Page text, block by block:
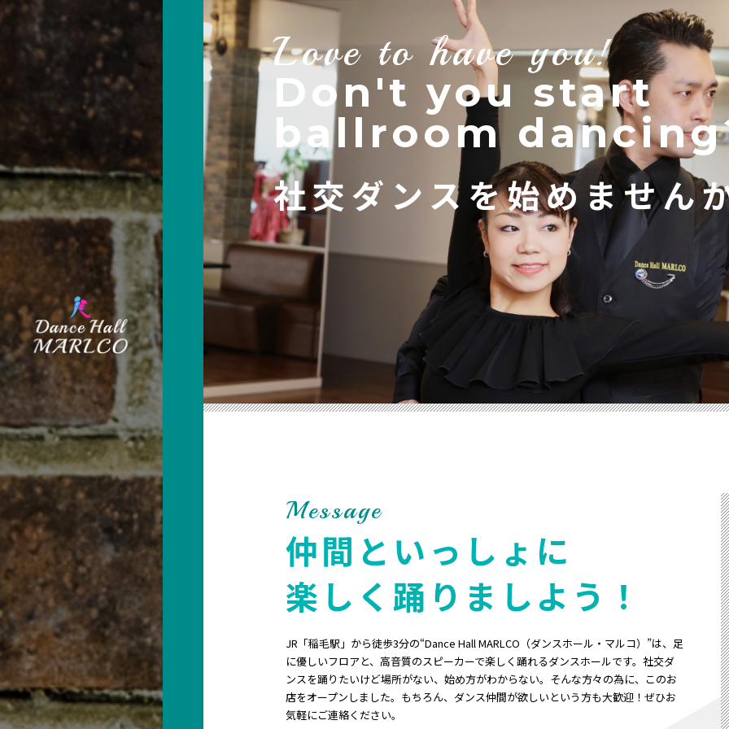
Love to have you!
Don't you start
ballroom
社交ダンスを始めません
Message
仲間といっしょに
楽しく踊りましよう！
JR「稲毛駅」から徒歩3分の“Dance Hall MARLCO（ダンスホール・マルコ）”は、足
に優しいフロアと、高音質のスピーカーで楽しく踊れるダンスホールです。社交ダ
ンスを踊りたいけど場所がない、始め方がわからない。そんな方々の為に、このお
店をオープンしました。もちろん、ダンス仲間が欲しいという方も大歓迎！ぜひお
気軽にご連絡ください。